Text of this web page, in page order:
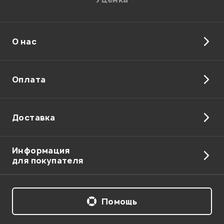
О нас
Оплата
Доставка
Информация
для покупателя
Помощь